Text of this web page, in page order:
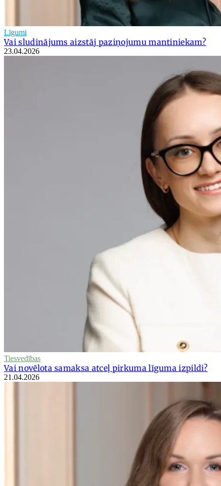
Līgumi
Vai sludinājums aizstāj paziņojumu mantiniekam?
23.04.2026
Tiesvedības
Vai novēlota samaksa atceļ pirkuma līguma izpildi?
21.04.2026